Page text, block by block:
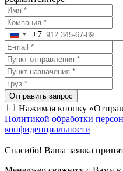
Russia
+7
+7
Отправить запрос
Нажимая кнопку
Политикой обработки
конфиденциальности
Спасибо! Ваша заявка